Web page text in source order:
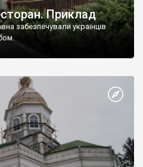
Приклад
забезпечували українців